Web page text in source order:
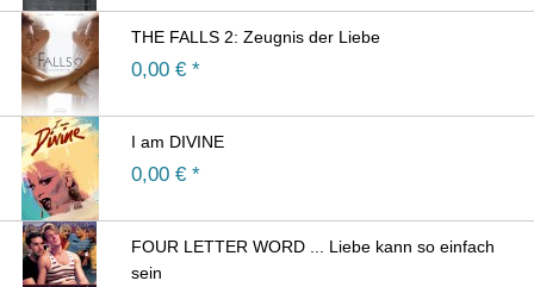
THE FALLS 2: Zeugnis der Liebe
0,00 € *
I am DIVINE
0,00 € *
FOUR LETTER WORD ... Liebe kann so einfach
sein